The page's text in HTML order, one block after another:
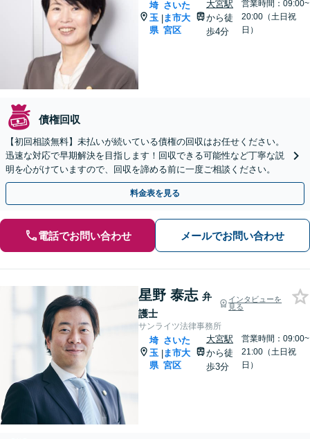
埼
玉
県
|
さいた
ま市大
宮区
大宮駅
から徒
歩4分
営業時間：09:00~
20:00（土日祝
日）
債権回収
【初回相談無料】未払いが続いている債権の回収はお任せください。
迅速な対応で早期解決を目指します！回収できる可能性など丁寧な説
明を心がけていますので、回収を諦める前に一度ご相談ください。
料金表を見る
電話でお問い合わせ メールでお問い合わせ
星野 泰志 弁
護士
インタビューを
見る
サンライツ法律事務所
埼
玉
県
|
さいた
ま市大
宮区
大宮駅
から徒
歩3分
営業時間：09:00~
21:00（土日祝
日）